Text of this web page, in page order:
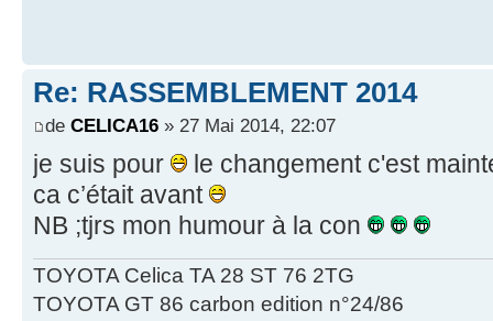
Re: RASSEMBLEMENT 2014
de CELICA16 » 27 Mai 2014, 22:07
je suis pour
le changement c'est
ca c’était avant
NB ;tjrs mon humour à la con
TOYOTA Celica TA 28 ST 76 2TG
TOYOTA GT 86 carbon edition n°24/86